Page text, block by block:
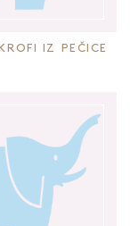
IZ PEČICE